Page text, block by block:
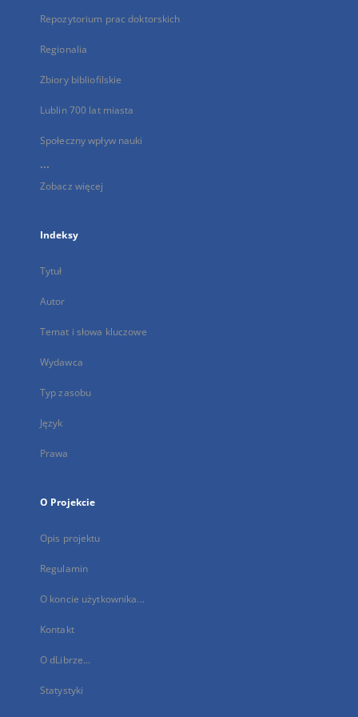
Repozytorium prac doktorskich
Regionalia
Zbiory bibliofilskie
Lublin 700 lat miasta
Społeczny wpływ nauki
...
Zobacz więcej
Indeksy
Tytuł
Autor
Temat i słowa kluczowe
Wydawca
Typ zasobu
Język
Prawa
O Projekcie
Opis projektu
Regulamin
O koncie użytkownika...
Kontakt
O dLibrze...
Statystyki